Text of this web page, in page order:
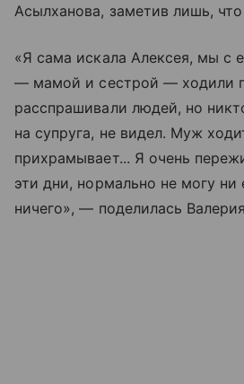
Асылханова, заметив лишь,
«Я сама искала Алексея, мы с
— мамой и сестрой — ходили
расспрашивали людей, но
на супруга, не видел. Муж
прихрамывает... Я очень
эти дни, нормально не могу ни
ничего», — поделилась